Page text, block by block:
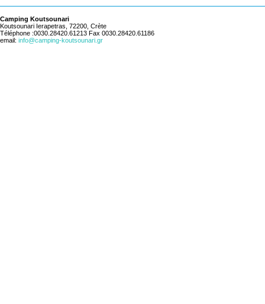
Camping Koutsounari
Koutsounari Ierapetras, 72200, Crète
Téléphone :0030.28420.61213 Fax 0030.28420.61186
email: info@camping-koutsounari.gr